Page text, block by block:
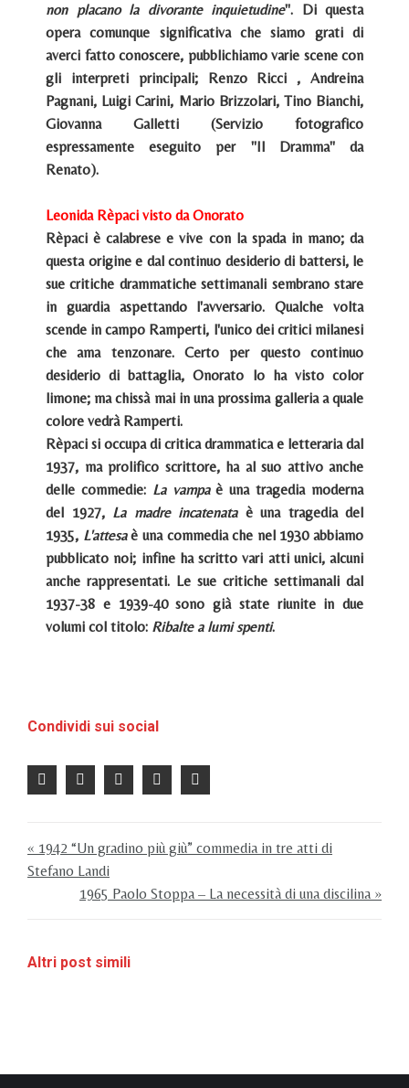
non placano la divorante inquietudine". Di questa
opera comunque significativa che siamo grati di
averci fatto conoscere, pubblichiamo varie scene con
gli interpreti principali; Renzo Ricci , Andreina
Pagnani, Luigi Carini, Mario Brizzolari, Tino Bianchi,
Giovanna Galletti (Servizio fotografico
espressamente eseguito per "Il Dramma" da
Renato).
Leonida Rèpaci visto da Onorato
Rèpaci è calabrese e vive con la spada in mano; da
questa origine e dal continuo desiderio di battersi, le
sue critiche drammatiche settimanali sembrano stare
in guardia aspettando l'avversario. Qualche volta
scende in campo Ramperti, l'unico dei critici milanesi
che ama tenzonare. Certo per questo continuo
desiderio di battaglia, Onorato lo ha visto color
limone; ma chissà mai in una prossima galleria a quale
colore vedrà Ramperti.
Rèpaci si occupa di critica drammatica e letteraria dal
1937, ma prolifico scrittore, ha al suo attivo anche
delle commedie: La vampaè una tragedia moderna
del 1927, La madre incatenataè una tragedia del
1935, L'attesaè una commedia che nel 1930 abbiamo
pubblicato noi; infine ha scritto vari atti unici, alcuni
anche rappresentati. Le sue critiche settimanali dal
1937-38 e 1939-40 sono già state riunite in due
volumi col titolo: Ribalte a lumi spenti.
Condividi sui social
« 1942 “Un gradino più giù” commedia in tre atti di
Stefano Landi
1965 Paolo Stoppa – La necessità di una discilina »
Altri post simili